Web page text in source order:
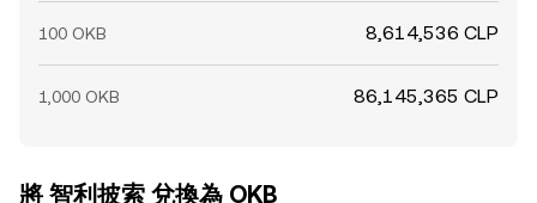
100 OKB 8,614,536 CLP
1,000 OKB 86,145,365 CLP
將 智利披索 兌換為 OKB